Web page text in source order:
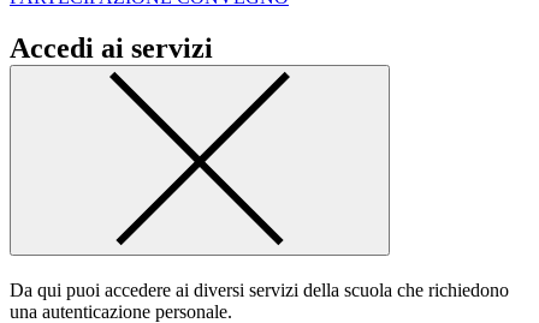
Accedi ai servizi
Da qui puoi accedere ai diversi servizi della scuola che richiedono
una autenticazione personale.